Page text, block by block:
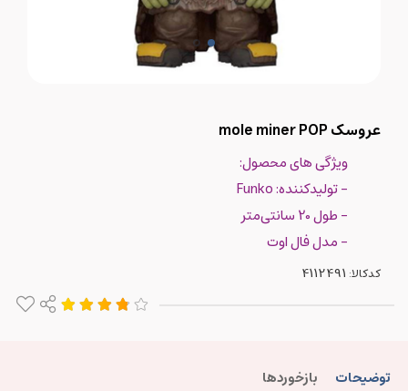
عروسک mole miner POP
ویژگی های محصول:
- تولیدکننده: Funko
- طول 20 سانتی‌متر
- مدل فال اوت
کدکالا:
توضیحات بازخوردها